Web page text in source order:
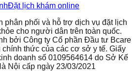
Đặt lịch khám online
phối và hỗ trợ dịch vụ đặt lịch
cho người dân trên toàn quốc.
bởi Công ty Cổ phần Đầu tư Bcare
chính thức của các cơ sở y tế. Giấy
doanh số 0109564614 do Sở Kế
Nội cấp ngày 23/03/2021